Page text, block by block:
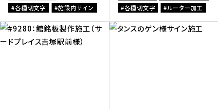
各種切文字
施設内サイン
各種切文字
ルーター加工